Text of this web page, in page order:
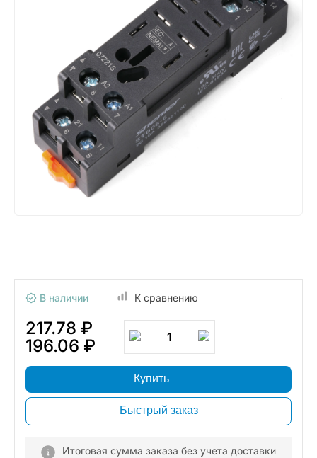
В наличии К сравнению
217.78 ₽
196.06 ₽
1
Купить
Быстрый заказ
Итоговая сумма заказа без учета доставки